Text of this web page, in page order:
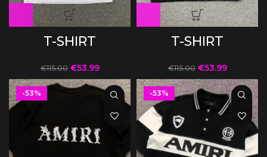
T-SHIRT
€115.00 €53.99
T-SHIRT
€115.00 €53.99
-53% -53%